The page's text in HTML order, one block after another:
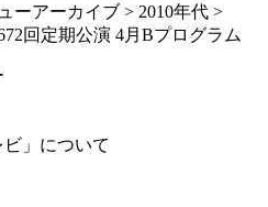
ーアーカイブ > 2010年代 >
回定期公演 4月Bプログラム
」について